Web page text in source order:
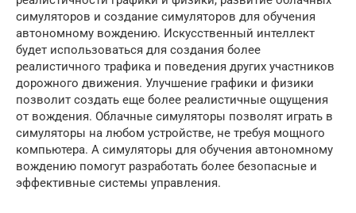
симуляторов и создание симуляторов для обучения
автономному вождению. Искусственный интеллект
будет использоваться для создания более
реалистичного трафика и поведения других участников
дорожного движения. Улучшение графики и физики
позволит создать еще более реалистичные ощущения
от вождения. Облачные симуляторы позволят играть в
симуляторы на любом устройстве, не требуя мощного
компьютера. А симуляторы для обучения автономному
вождению помогут разработать более безопасные и
эффективные системы управления.